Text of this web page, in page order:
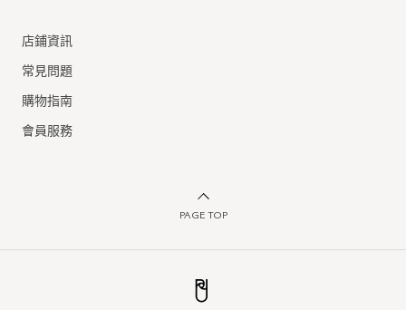
店鋪資訊
常見問題
購物指南
會員服務
PAGE TOP